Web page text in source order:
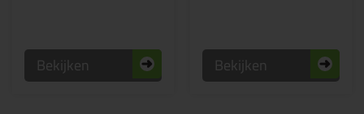
Bekijken Bekijken